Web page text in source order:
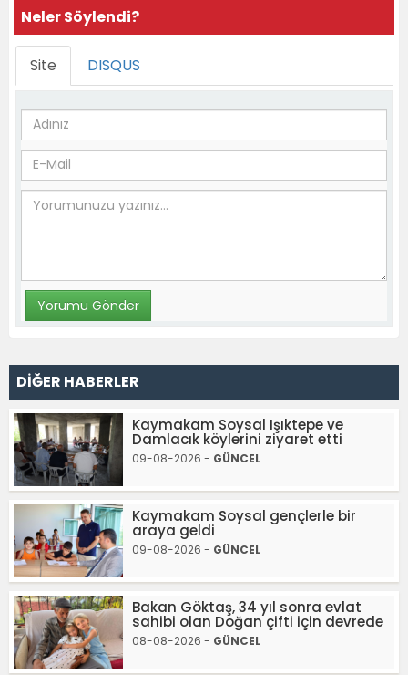
Neler Söylendi?
Site DISQUS
DİĞER HABERLER
Kaymakam Soysal Işıktepe ve
Damlacık köylerini ziyaret etti
09-08-2026 - GÜNCEL
Kaymakam Soysal gençlerle bir
araya geldi
09-08-2026 - GÜNCEL
Bakan Göktaş, 34 yıl sonra evlat
sahibi olan Doğan çifti için devrede
08-08-2026 - GÜNCEL